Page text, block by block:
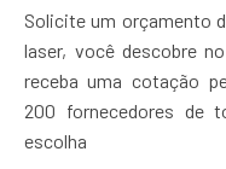
Solicite um orçamento
laser, você descobre
receba uma cotação
200 fornecedores de
escolha